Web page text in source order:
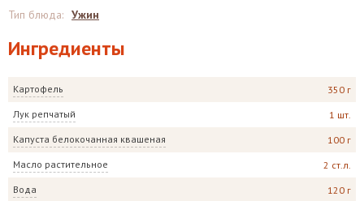
Ингредиенты
Картофель 350 г
Лук репчатый 1 шт.
Капуста белокочанная квашеная 100 г
Масло растительное 2 ст.л.
Вода 120 г
Тип блюда: Ужин